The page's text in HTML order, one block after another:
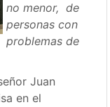
no menor, de
personas con
problemas de
Juan
en el